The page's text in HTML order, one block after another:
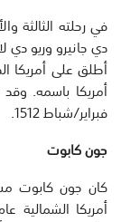
في رحلته الثالثة
دي جانيرو وريو دي
فبراير/شباط 1512.
جون كابوت
كان جون كابوت